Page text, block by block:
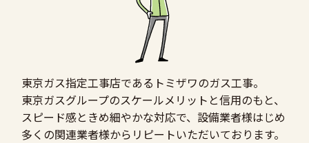
東京ガス指定工事店であるトミザワのガス工事。
東京ガスグループのスケールメリットと信用のもと、
スピード感ときめ細やかな対応で、設備業者様はじめ
多くの関連業者様からリピートいただいております。